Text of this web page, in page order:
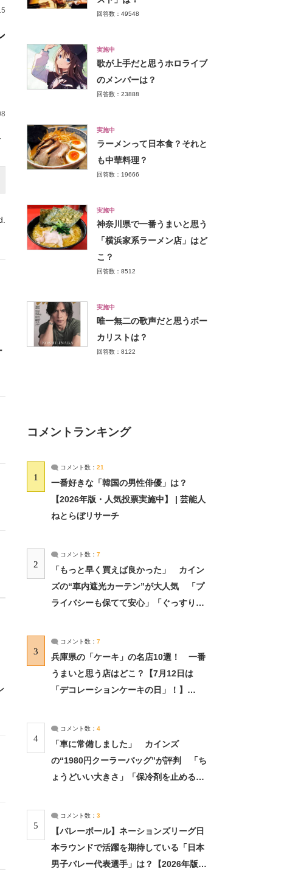
回答数：49548
実施中
歌が上手だと思うホロライブ
のメンバーは？
回答数：23888
実施中
ラーメンって日本食？それと
も中華料理？
回答数：19666
実施中
神奈川県で一番うまいと思う
「横浜家系ラーメン店」はど
こ？
回答数：8512
実施中
唯一無二の歌声だと思うボー
カリストは？
回答数：8122
コメントランキング
1
コメント数： 21
一番好きな「韓国の男性俳優」は？
【2026年版・人気投票実施中】 | 芸能人
ねとらぼリサーチ
2
コメント数： 7
「もっと早く買えば良かった」 カイン
ズの“車内遮光カーテン”が大人気 「プ
ライバシーも保てて安心」「ぐっすり眠
3
コメント数： 7
兵庫県の「ケーキ」の名店10選！ 一番
うまいと思う店はどこ？【7月12日は
「デコレーションケーキの日」！】
4
コメント数： 4
「車に常備しました」 カインズ
の“1980円クーラーバッグ”が評判 「ち
ょうどいい大きさ」「保冷剤を止めるベ
5
コメント数： 3
【バレーボール】ネーションズリーグ日
本ラウンドで活躍を期待している「日本
男子バレー代表選手」は？【2026年版・